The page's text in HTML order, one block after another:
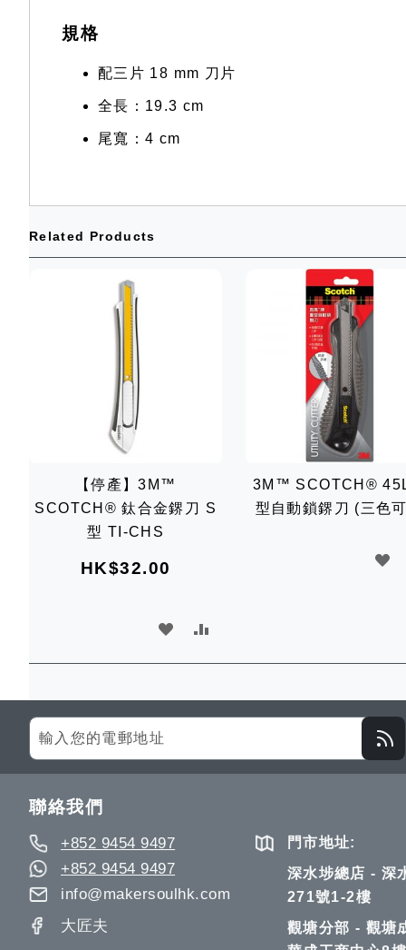
規格
配三片 18 mm 刀片
全長：19.3 cm
尾寬：4 cm
Related Products
【停產】3M™
SCOTCH® 鈦合金鎅刀 S
型 TI-CHS
HK$32.00
3M™ SCOTCH®
型自動鎖鎅刀 (三色
單
Sign
Up
for
Our
聯絡我們
+852 9454 9497
+852 9454 9497
info@makersoulhk.com
大匠夫
門市地址:
深水埗總店 - 深
271號1-2樓
觀塘分部 - 觀塘